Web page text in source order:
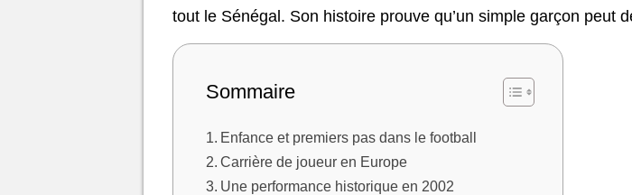
tout le Sénégal. Son histoire prouve qu’un simple garçon peut
Sommaire
Enfance et premiers pas dans le football
Carrière de joueur en Europe
Une performance historique en 2002